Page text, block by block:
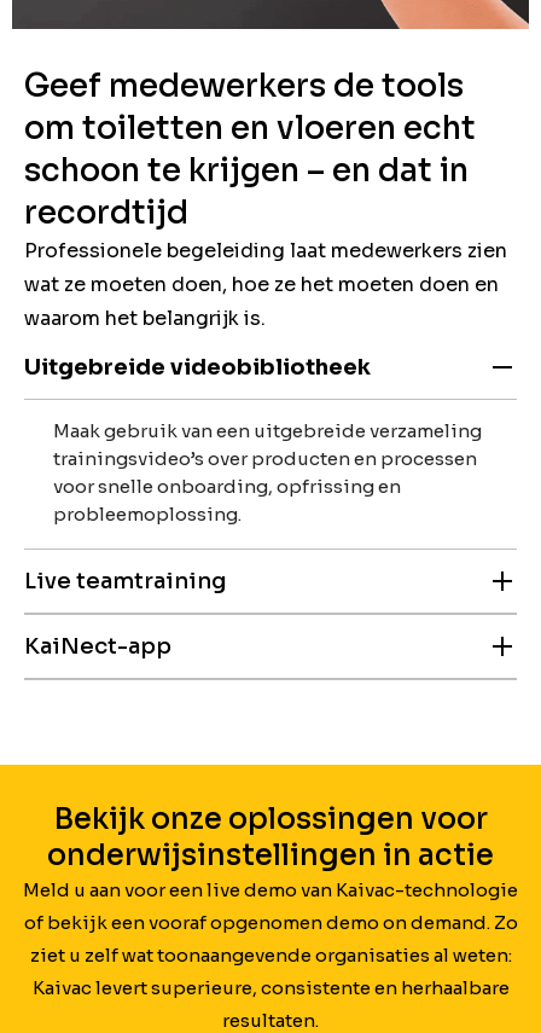
Geef medewerkers de tools
om toiletten en vloeren echt
schoon te krijgen – en dat in
recordtijd
Professionele begeleiding laat medewerkers zien
wat ze moeten doen, hoe ze het moeten doen en
waarom het belangrijk is.
Uitgebreide videobibliotheek
Maak gebruik van een uitgebreide verzameling
trainingsvideo’s over producten en processen
voor snelle onboarding, opfrissing en
probleemoplossing.
Live teamtraining
Onze trainers begeleiden uw team op locatie,
zodat iedereen het juiste proces direct in de
KaiNect-app
snelle opfrissing en consistente
Bekijk onze oplossingen voor
onderwijsinstellingen in actie
Meld u aan voor een live demo van Kaivac-technologie
of bekijk een vooraf opgenomen demo on demand. Zo
ziet u zelf wat toonaangevende organisaties al weten:
Kaivac levert superieure, consistente en herhaalbare
resultaten.